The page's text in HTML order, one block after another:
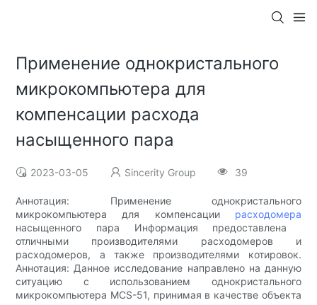
Применение однокристального
микрокомпьютера для
компенсации расхода
насыщенного пара
2023-03-05 Sincerity Group 39
Аннотация: Применение однокристального
микрокомпьютера для компенсации расходомера
насыщенного пара Информация предоставлена ​​
отличными производителями расходомеров и
расходомеров, а также производителями котировок.
Аннотация: Данное исследование направлено на данную
ситуацию с использованием однокристального
микрокомпьютера MCS-51, принимая в качестве объекта